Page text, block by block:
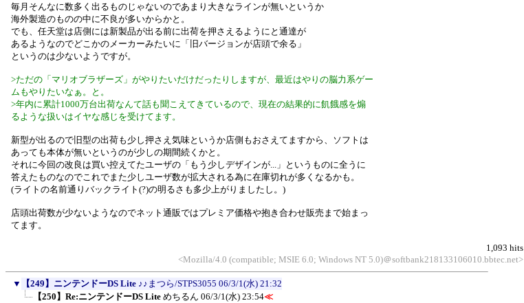
毎月そんなに数多く出るものじゃないのであまり大きなラインが無いというか
海外製造のものの中に不良が多いからかと。
でも、任天堂は店側には新製品が出る前に出荷を押さえるようにと通達が
あるようなのでどこかのメーカーみたいに「旧バージョンが店頭で余る」
というのは少ないようですが。
>ただの「マリオブラザーズ」がやりたいだけだったりしますが、最近はやりの脳力系ゲー
ムもやりたいなぁ。と。
>年内に累計1000万台出荷なんて話も聞こえてきているので、現在の結果的に飢餓感を煽
るような扱いはイヤな感じを受けてます。
新型が出るので旧型の出荷も少し押さえ気味というか店側もおさえてますから、ソフトは
あっても本体が無いというのが少しの期間続くかと。
それに今回の改良は買い控えてたユーザの「もう少しデザインが...」というものに全うに
答えたものなのでこれでまた少しユーザ数が拡大される為に在庫切れが多くなるかも。
(ライトの名前通りバックライト(?)の明るさも多少上がりましたし。)
店頭出荷数が少ないようなのでネット通販ではプレミア価格や抱き合わせ販売まで始まっ
てます。
1,093 hits
<Mozilla/4.0 (compatible; MSIE 6.0; Windows NT 5.0)＠softbank218133106010.bbtec.net>
▼ 【249】ニンテンドーDS Lite ♪♪まつら/STPS3055 06/3/1(水) 21:32
【250】Re:ニンテンドーDS Lite めちるん 06/3/1(水) 23:54≪